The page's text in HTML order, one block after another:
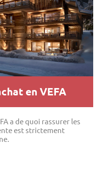
en VEFA
a de quoi rassurer les
est strictement